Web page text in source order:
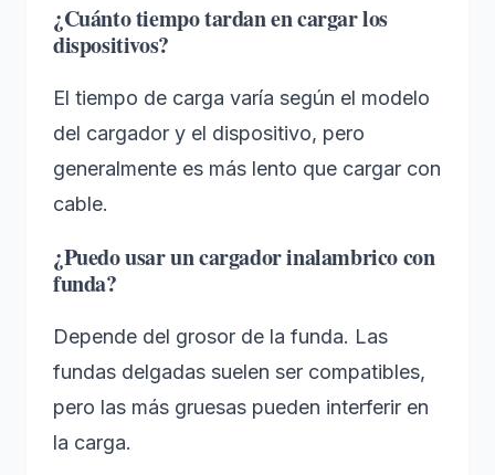
¿Cuánto tiempo tardan en cargar los
dispositivos?
El tiempo de carga varía según el modelo
del cargador y el dispositivo, pero
generalmente es más lento que cargar con
cable.
¿Puedo usar un cargador inalambrico con
funda?
Depende del grosor de la funda. Las
fundas delgadas suelen ser compatibles,
pero las más gruesas pueden interferir en
la carga.